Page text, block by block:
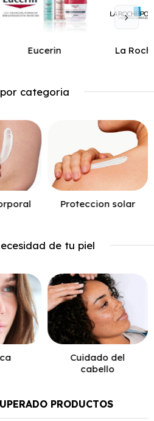
Eucerin La
categoria
Proteccion solar
de tu piel
Cuidado del
cabello
PRODUCTOS